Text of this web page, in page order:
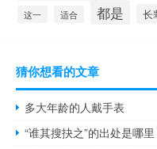
这一 适合 都是 长
猜你想看的文章
多大年龄的人戴手表
“谁其搜抉之”的出处是哪里